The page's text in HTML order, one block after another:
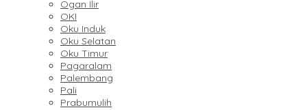
Ogan Ilir
OKI
Oku Induk
Oku Selatan
Oku Timur
Pagaralam
Palembang
Pali
Prabumulih